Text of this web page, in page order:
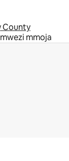
County
mmoja